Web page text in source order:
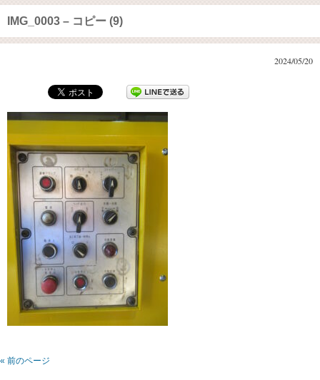
IMG_0003 – コピー (9)
2024/05/20
« 前のページ